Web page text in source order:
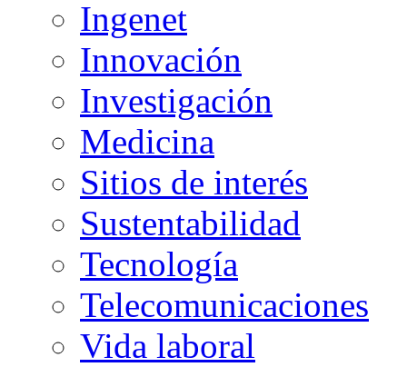
Ingenet
Innovación
Investigación
Medicina
Sitios de interés
Sustentabilidad
Tecnología
Telecomunicaciones
Vida laboral